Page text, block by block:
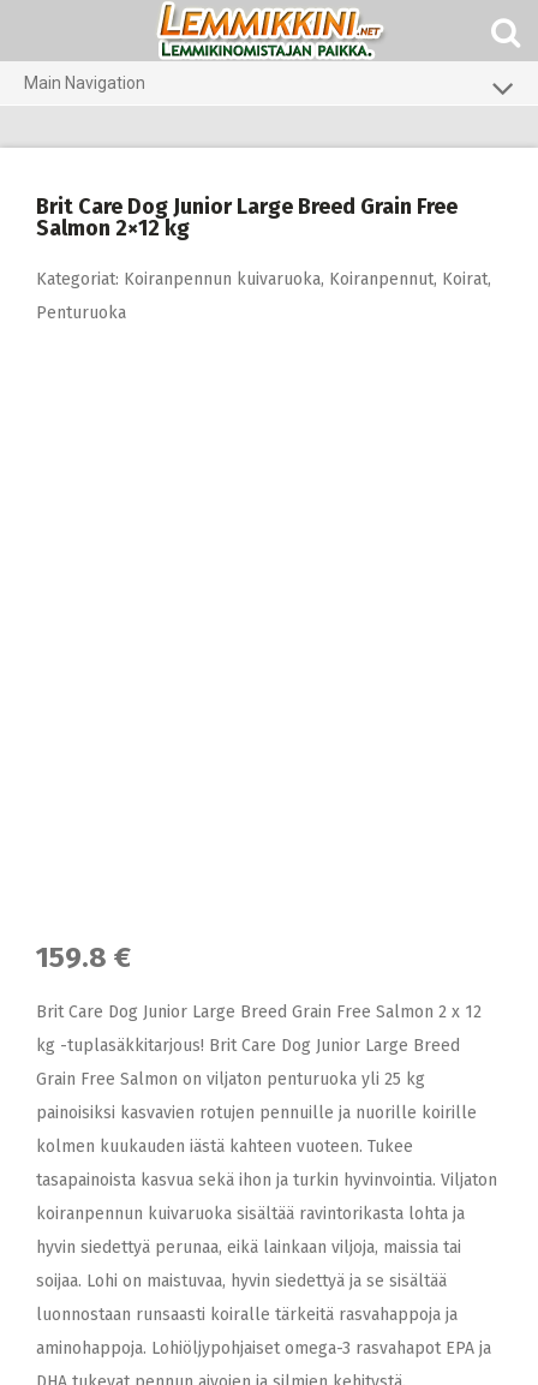
Main Navigation
Pieneläimet
Brit Care Dog Junior Large Breed Grain Free
Salmon 2×12 kg
Kategoriat: Koiranpennun kuivaruoka, Koiranpennut, Koirat,
Penturuoka
159.8 €
Brit Care Dog Junior Large Breed Grain Free Salmon 2 x 12
kg -tuplasäkkitarjous! Brit Care Dog Junior Large Breed
Grain Free Salmon on viljaton penturuoka yli 25 kg
painoisiksi kasvavien rotujen pennuille ja nuorille koirille
kolmen kuukauden iästä kahteen vuoteen. Tukee
tasapainoista kasvua sekä ihon ja turkin hyvinvointia. Viljaton
koiranpennun kuivaruoka sisältää ravintorikasta lohta ja
hyvin siedettyä perunaa, eikä lainkaan viljoja, maissia tai
soijaa. Lohi on maistuvaa, hyvin siedettyä ja se sisältää
luonnostaan runsaasti koiralle tärkeitä rasvahappoja ja
aminohappoja. Lohiöljypohjaiset omega-3 rasvahapot EPA ja